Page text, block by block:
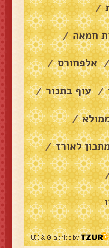
/
חמאה /
אלפחורס /
/ עוף בתנור /
/
לאורז /